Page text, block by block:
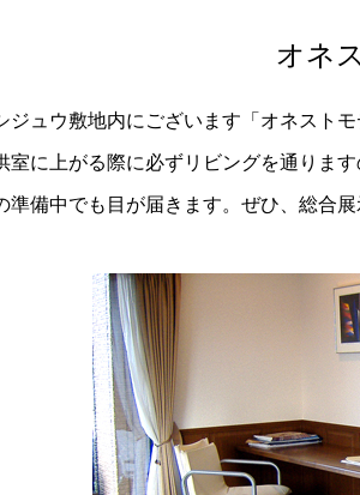
オネ
ジュウ敷地内にございます「オネスト
室に上がる際に必ずリビングを通りま
準備中でも目が届きます。ぜひ、総合